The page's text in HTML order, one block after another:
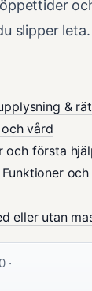
slipper leta.
&
vård
och första
och
eller utan
·